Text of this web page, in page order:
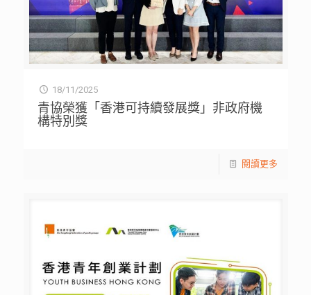
18/11/2025
青協榮獲「香港可持續發展獎」非政府機
構特別獎
閱讀更多